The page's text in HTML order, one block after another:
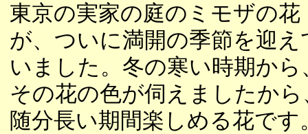
東京の実家の庭のミモザの花
が、ついに満開の季節を迎え
いました。冬の寒い時期から
その花の色が伺えましたから
随分長い期間楽しめる花です